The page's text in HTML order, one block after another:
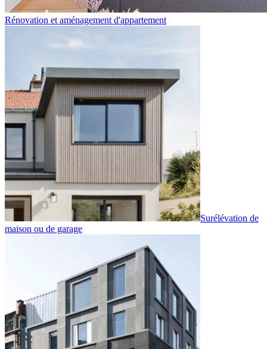
Rénovation et aménagement d'appartement
Surélévation de
maison ou de garage